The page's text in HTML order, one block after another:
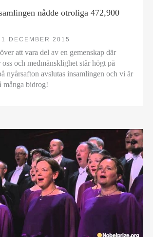
nådde otroliga 472,900
DECEMBER 2015
att vara del av en gemenskap där
och medmänsklighet står högt på
nyårsafton avslutas insamlingen och vi är
många bidrog!